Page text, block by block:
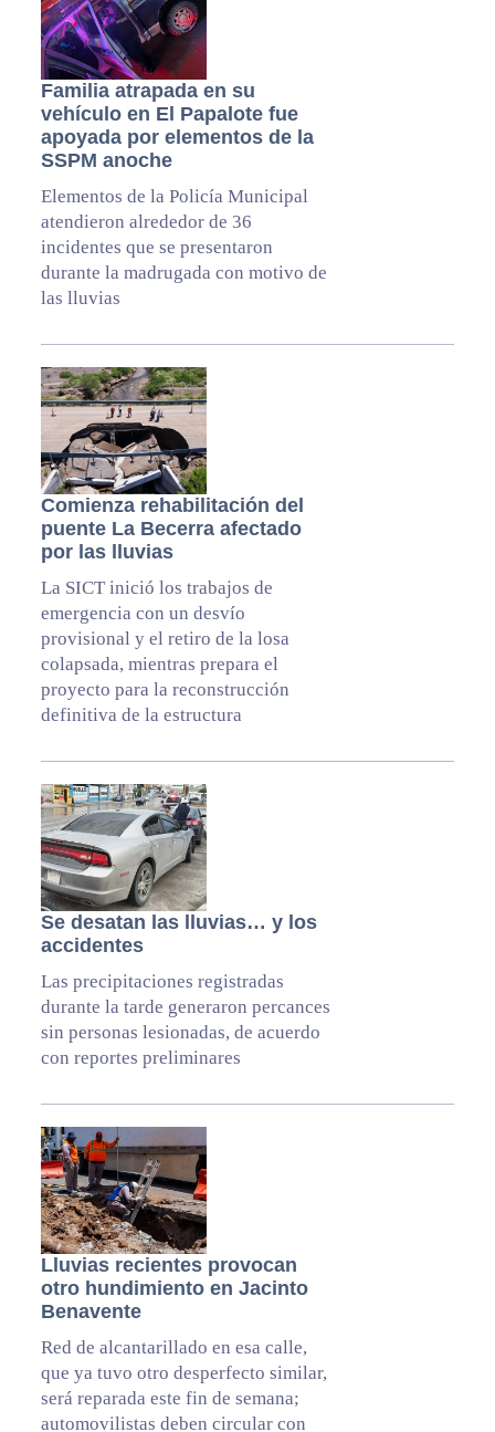
Familia atrapada en su
vehículo en El Papalote fue
apoyada por elementos de la
SSPM anoche
Elementos de la Policía Municipal
atendieron alrededor de 36
incidentes que se presentaron
durante la madrugada con motivo de
las lluvias
Comienza rehabilitación del
puente La Becerra afectado
por las lluvias
La SICT inició los trabajos de
emergencia con un desvío
provisional y el retiro de la losa
colapsada, mientras prepara el
proyecto para la reconstrucción
definitiva de la estructura
Se desatan las lluvias… y los
accidentes
Las precipitaciones registradas
durante la tarde generaron percances
sin personas lesionadas, de acuerdo
con reportes preliminares
Lluvias recientes provocan
otro hundimiento en Jacinto
Benavente
Red de alcantarillado en esa calle,
que ya tuvo otro desperfecto similar,
será reparada este fin de semana;
automovilistas deben circular con